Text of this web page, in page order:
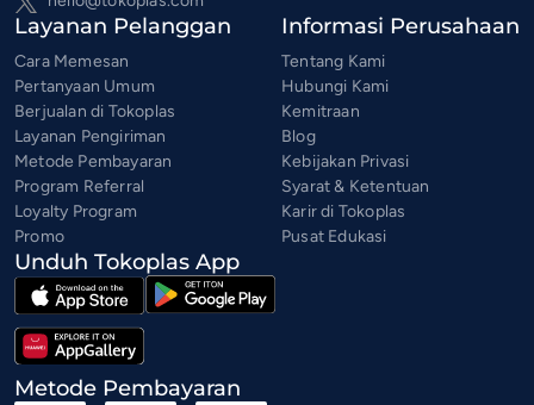
Layanan Pelanggan
Cara Memesan
Pertanyaan Umum
Berjualan di Tokoplas
Layanan Pengiriman
Metode Pembayaran
Program Referral
Loyalty Program
Promo
Informasi Perusahaan
Tentang Kami
Hubungi Kami
Kemitraan
Blog
Kebijakan Privasi
Syarat & Ketentuan
Karir di Tokoplas
Pusat Edukasi
Unduh Tokoplas App
Metode Pembayaran